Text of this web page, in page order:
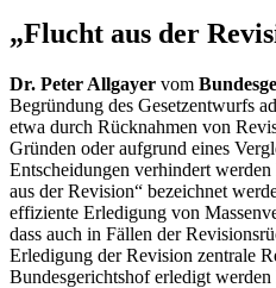
„Flucht aus der
Dr. Peter Allgayer vom
Begründung des Gesetzentwurfs
etwa durch Rücknahmen von
Gründen oder aufgrund eines
Entscheidungen verhindert
aus der Revision“ bezeichnet
effiziente Erledigung von
dass auch in Fällen der
Erledigung der Revision zentrale
Bundesgerichtshof erledigt werden